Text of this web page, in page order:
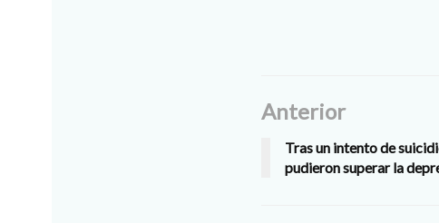
Anterior
Tras un intento de
pudieron superar la